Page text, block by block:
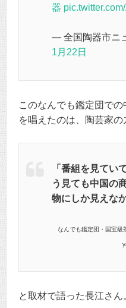
器
— 全国陶器市ニ
1月22日
このなんでも鑑定団で
を唱えたのは、陶芸家の
「番組を見てい
う見ても中国の
物にしか見えな
なんでも鑑定団・国宝級
と取材で語った長江さん